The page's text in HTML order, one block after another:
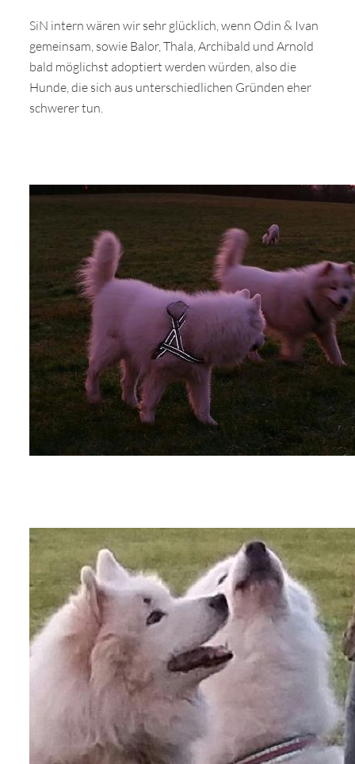
SiN intern wären wir sehr glücklich, wenn Odin & Ivan
gemeinsam, sowie Balor, Thala, Archibald und Arnold
bald möglichst adoptiert werden würden, also die
Hunde, die sich aus unterschiedlichen Gründen eher
schwerer tun.